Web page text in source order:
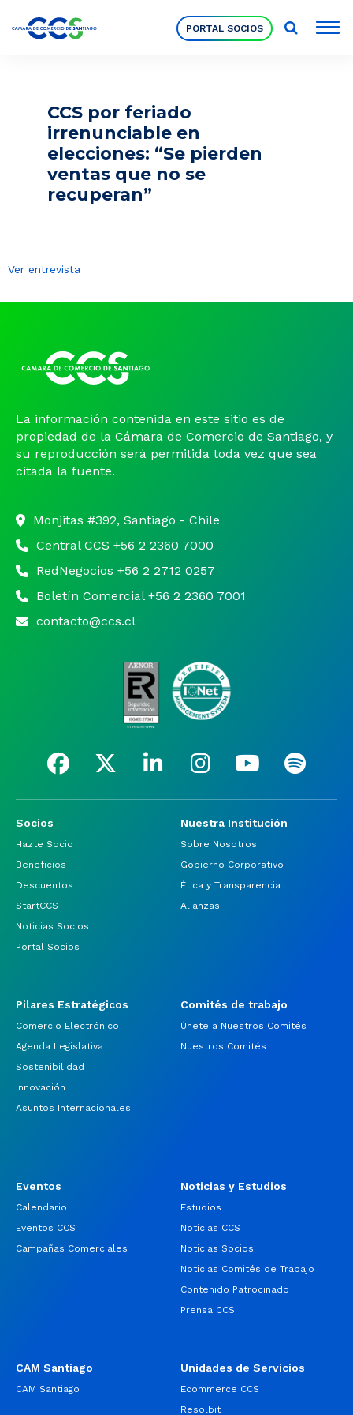
PORTAL SOCIOS
Nuestra Institución
Pilares Estratégicos
Eventos
Noticias y Estudios
CAM Santiago
Unidades de Servicios
CCS por feriado
irrenunciable en
elecciones: “Se pierden
ventas que no se
recuperan”
Ver entrevista
La información contenida en este sitio es de
propiedad de la Cámara de Comercio de Santiago, y
su reproducción será permitida toda vez que sea
citada la fuente.
Monjitas #392, Santiago - Chile
Central CCS +56 2 2360 7000
RedNegocios +56 2 2712 0257
Boletín Comercial +56 2 2360 7001
contacto@ccs.cl
Socios
Hazte Socio
Beneficios
Descuentos
StartCCS
Noticias Socios
Portal Socios
Nuestra Institución
Sobre Nosotros
Gobierno Corporativo
Ética y Transparencia
Alianzas
Pilares Estratégicos
Comercio Electrónico
Agenda Legislativa
Sostenibilidad
Innovación
Asuntos Internacionales
Comités de trabajo
Únete a Nuestros Comités
Nuestros Comités
Eventos
Calendario
Eventos CCS
Campañas Comerciales
Noticias y Estudios
Estudios
Noticias CCS
Noticias Socios
Noticias Comités de Trabajo
Contenido Patrocinado
Prensa CCS
CAM Santiago
CAM Santiago
Unidades de Servicios
Ecommerce CCS
Resolbit